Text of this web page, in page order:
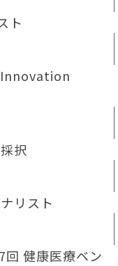
ト
Innovation
択
リスト
健康医療ベン